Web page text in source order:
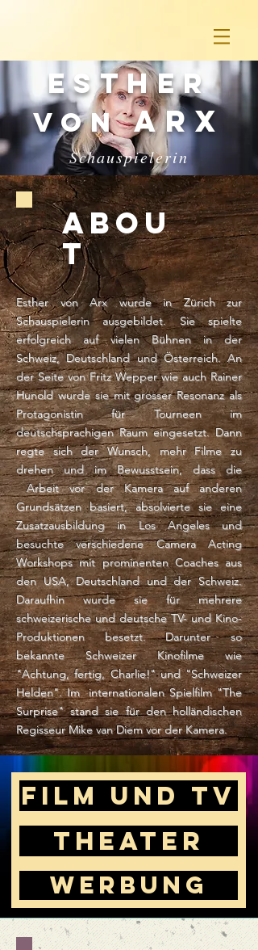
ESTHER
vonarx
Schauspielerin
FILM und TV
theater
WERBUNG
Abou
t
Esther von Arx wurde in Zürich zur
Schauspielerin ausgebildet. Sie spielte
erfolgreich auf vielen Bühnen in der
Schweiz, Deutschland und Österreich. An
der Seite von Fritz Wepper wie auch Rainer
Hunold wurde sie mit grosser Resonanz als
Protagonistin für Tourneen im
deutschsprachigen Raum eingesetzt. Dann
regte sich der Wunsch, mehr Filme zu
drehen und im Bewusstsein, dass die
Arbeit vor der Kamera auf anderen
Grundsätzen basiert, absolvierte sie eine
Zusatzausbildung in Los Angeles und
besuchte verschiedene Camera Acting
Workshops mit prominenten Coaches aus
den USA, Deutschland und der Schweiz.
Daraufhin wurde sie für mehrere
schweizerische und deutsche TV- und Kino-
Produktionen besetzt. Darunter so
bekannte Schweizer Kinofilme wie
"Achtung, fertig, Charlie!" und "Schweizer
Helden". Im internationalen Spielfilm "The
Surprise" stand sie für den holländischen
Regisseur Mike van Diem vor der Kamera.